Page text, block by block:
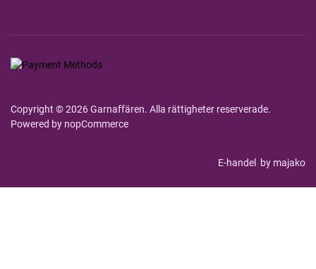
Copyright © 2026 Garnaffären. Alla rättigheter reserverade.
Powered by nopCommerce
E-handel by majako